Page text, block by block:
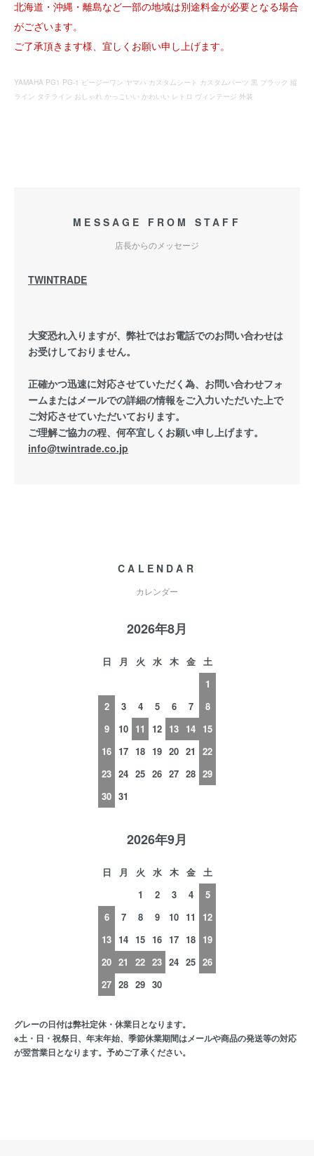
北海道・沖縄・離島など一部の地域は別途料金が必要となる場合
がございます。
ご了承頂きます様、宜しくお願い申し上げます。
YAMAHA PG1 PG-1 ピージーワン ヤマハ カスタムシート カスタムパーツ 黒 ブラック 縦
ライン タテライン おしゃれ かっこいい かわいい レトロ ヴィンテージ 外装
MESSAGE FROM STAFF
店長からのメッセージ
TWINTRADE
大変恐れ入りますが、弊社ではお電話でのお問い合わせは
お受けしておりません。
正確かつ迅速に対応させていただく為、お問い合わせフォ
ームまたはメールでの詳細の情報をご入力いただいた上で
ご対応させていただいております。
ご理解ご協力の程、何卒宜しくお願い申し上げます。
info@twintrade.co.jp
CALENDAR
カレンダー
2026年8月
日 月 火 水 木 金
土
1
2
3 4 5 6 7
8
9
10 11 12 13 14 15
16 17 18 19 20 21
22
23 24 25 26 27 28 29
30 31
2026年9月
日 月 火 水 木 金
土
1
2 3 4
5
6
7 8 9 10 11
12
13 14 15 16 17 18 19
20 21 22 23 24 25 26
27 28 29 30
グレーの日付は弊社定休・休業日となります。
※土・日・祝祭日、年末年始、季節休業期間はメールや商品の発送等の対応
が翌営業日となります。予めご了承ください。